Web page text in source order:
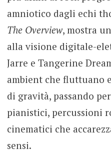
amniotico dagli echi
The Overview, mostra
alla visione digitale-
Jarre e Tangerine
ambient che fluttuano
di gravità, passando
pianistici, percussioni
cinematici che
sensi.